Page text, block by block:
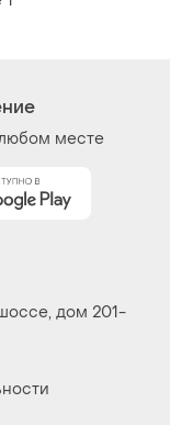
месте
дом 201-